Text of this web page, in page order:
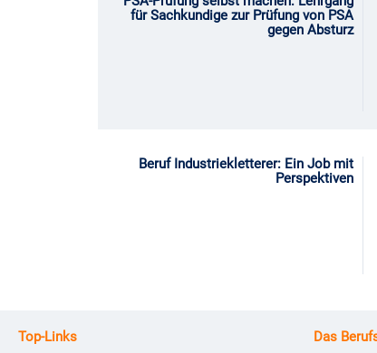
für Sachkundige zur Prüfung von PSA
gegen Absturz
Beruf Industriekletterer: Ein Job mit
Perspektiven
Top-Links Das